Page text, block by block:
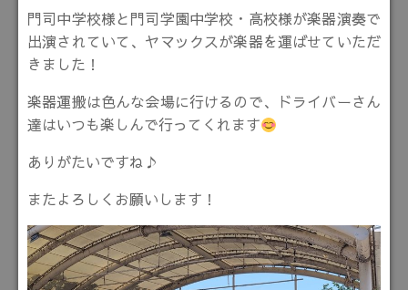
門司中学校様と門司学園中学校・高校様が楽器演奏で
出演されていて、ヤマックスが楽器を運ばせていただ
きました！
楽器運搬は色んな会場に行けるので、ドライバーさん
達はいつも楽しんで行ってくれます
ありがたいですね♪
またよろしくお願いします！